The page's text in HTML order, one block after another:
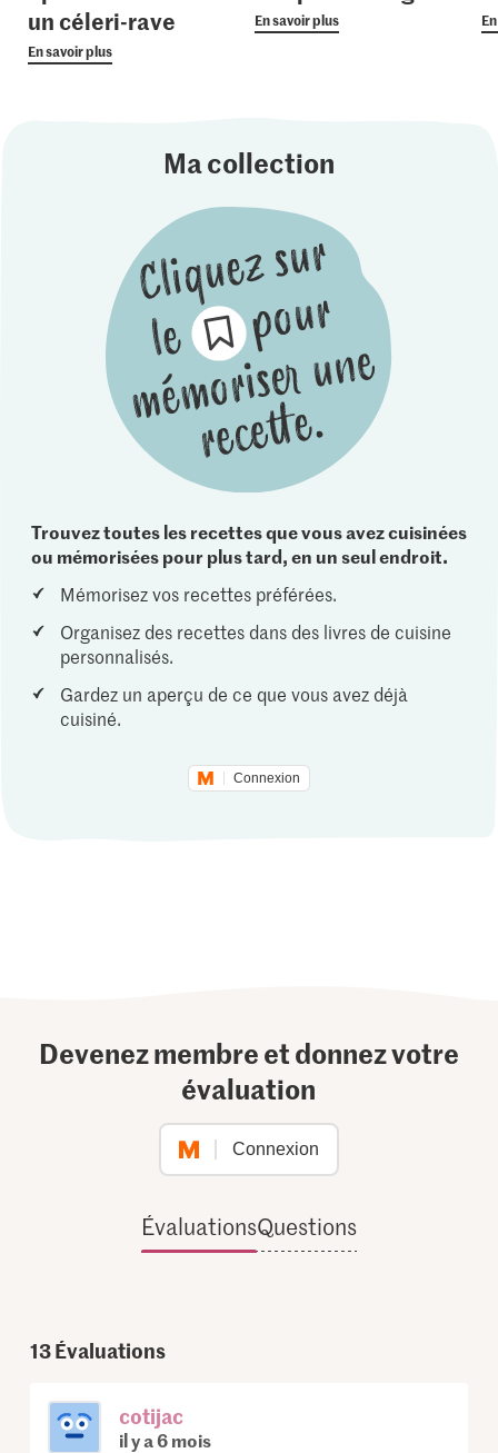
un céleri-rave
En savoir plus
En savoir plus
Ma collection
Trouvez toutes les recettes que vous avez cuisinées
ou mémorisées pour plus tard, en un seul endroit.
Mémorisez vos recettes préférées.
Organisez des recettes dans des livres de cuisine
personnalisés.
Gardez un aperçu de ce que vous avez déjà
cuisiné.
Connexion
Devenez membre et donnez votre
évaluation
Connexion
ÉvaluationsQuestions
13Évaluations
cotijac
il y a 6 mois